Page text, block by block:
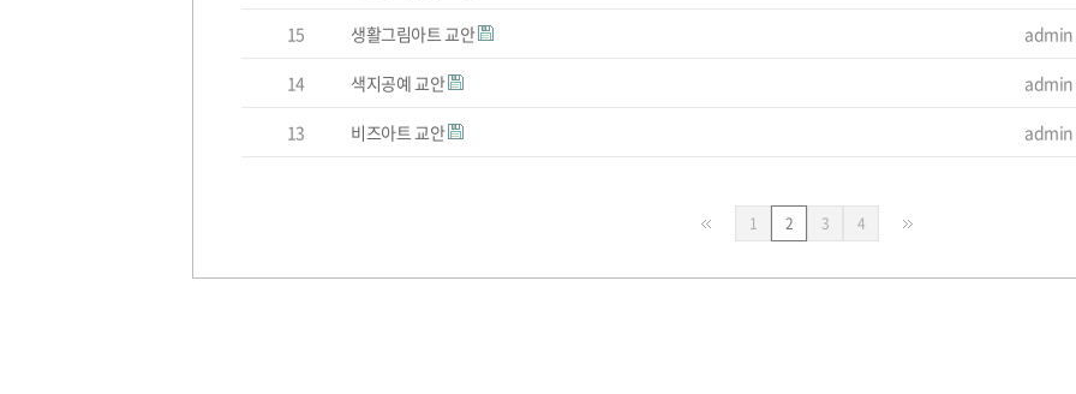
15 생활그림아트 교안 admin
14 색지공예 교안 admin
13 비즈아트 교안 admin
1 2 3페
4페